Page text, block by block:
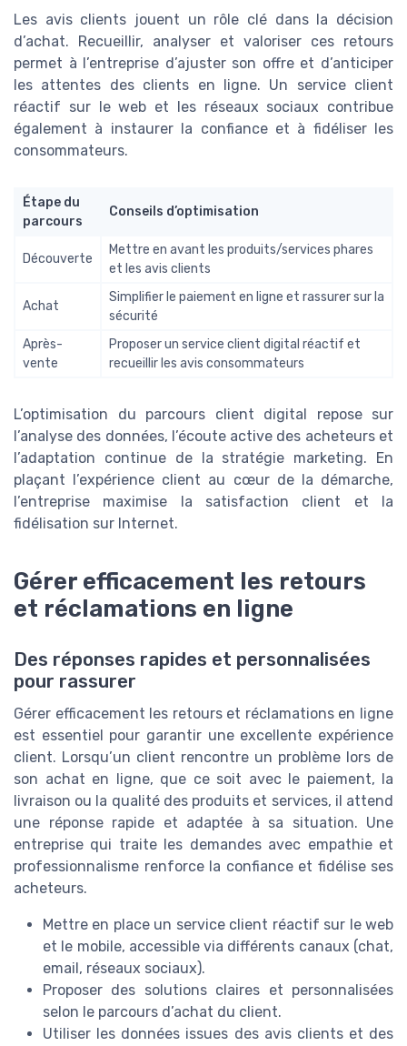
Les avis clients jouent un rôle clé dans la décision
d’achat. Recueillir, analyser et valoriser ces retours
permet à l’entreprise d’ajuster son offre et d’anticiper
les attentes des clients en ligne. Un service client
réactif sur le web et les réseaux sociaux contribue
également à instaurer la confiance et à fidéliser les
consommateurs.
Étape du
parcours
Conseils d’optimisation
Découverte
Mettre en avant les produits/services phares
et les avis clients
Achat
Simplifier le paiement en ligne et rassurer sur la
sécurité
Après-
vente
Proposer un service client digital réactif et
recueillir les avis consommateurs
L’optimisation du parcours client digital repose sur
l’analyse des données, l’écoute active des acheteurs et
l’adaptation continue de la stratégie marketing. En
plaçant l’expérience client au cœur de la démarche,
l’entreprise maximise la satisfaction client et la
fidélisation sur Internet.
Gérer efficacement les retours
et réclamations en ligne
Des réponses rapides et personnalisées
pour rassurer
Gérer efficacement les retours et réclamations en ligne
est essentiel pour garantir une excellente expérience
client. Lorsqu’un client rencontre un problème lors de
son achat en ligne, que ce soit avec le paiement, la
livraison ou la qualité des produits et services, il attend
une réponse rapide et adaptée à sa situation. Une
entreprise qui traite les demandes avec empathie et
professionnalisme renforce la confiance et fidélise ses
acheteurs.
Mettre en place un service client réactif sur le web
et le mobile, accessible via différents canaux (chat,
email, réseaux sociaux).
Proposer des solutions claires et personnalisées
selon le parcours d’achat du client.
Utiliser les données issues des avis clients et des